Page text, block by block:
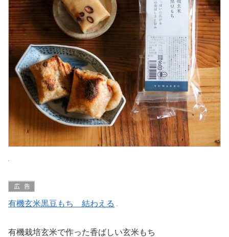
有機玄米黒豆もち 結わえる
有機栽培玄米で作った香ばしい玄米もち